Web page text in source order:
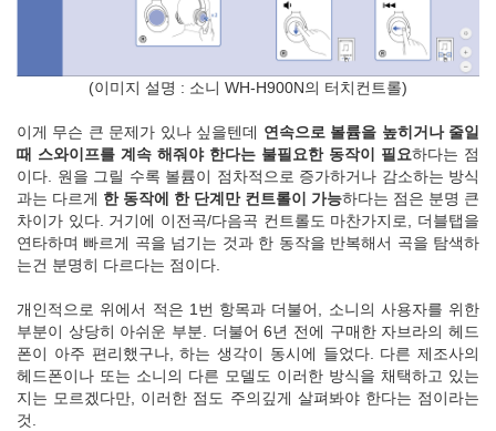
(이미지 설명 : 소니 WH-H900N의 터치컨트롤)
이게 무슨 큰 문제가 있나 싶을텐데 연속으로 볼륨을 높히거나 줄일
때 스와이프를 계속 해줘야 한다는 불필요한 동작이 필요하다는 점
이다. 원을 그릴 수록 볼륨이 점차적으로 증가하거나 감소하는 방식
과는 다르게 한 동작에 한 단계만 컨트롤이 가능하다는 점은 분명 큰
차이가 있다. 거기에 이전곡/다음곡 컨트롤도 마찬가지로, 더블탭을
연타하며 빠르게 곡을 넘기는 것과 한 동작을 반복해서 곡을 탐색하
는건 분명히 다르다는 점이다.
개인적으로 위에서 적은 1번 항목과 더불어, 소니의 사용자를 위한
부분이 상당히 아쉬운 부분. 더불어 6년 전에 구매한 자브라의 헤드
폰이 아주 편리했구나, 하는 생각이 동시에 들었다. 다른 제조사의
헤드폰이나 또는 소니의 다른 모델도 이러한 방식을 채택하고 있는
지는 모르겠다만, 이러한 점도 주의깊게 살펴봐야 한다는 점이라는
것.